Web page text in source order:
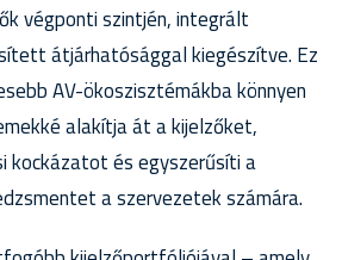
végponti szintjén, integrált
átjárhatósággal kiegészítve. Ez
AV-ökoszisztémákba könnyen
alakítja át a kijelzőket,
kockázatot és egyszerűsíti a
a szervezetek számára.